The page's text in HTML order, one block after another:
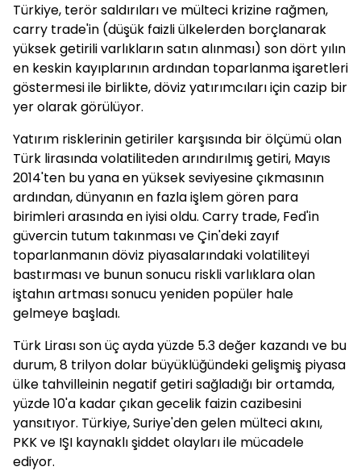
Türkiye, terör saldırıları ve mülteci krizine rağmen,
carry trade'in (düşük faizli ülkelerden borçlanarak
yüksek getirili varlıkların satın alınması) son dört yılın
en keskin kayıplarının ardından toparlanma işaretleri
göstermesi ile birlikte, döviz yatırımcıları için cazip bir
yer olarak görülüyor.
Yatırım risklerinin getiriler karşısında bir ölçümü olan
Türk lirasında volatiliteden arındırılmış getiri, Mayıs
2014'ten bu yana en yüksek seviyesine çıkmasının
ardından, dünyanın en fazla işlem gören para
birimleri arasında en iyisi oldu. Carry trade, Fed'in
güvercin tutum takınması ve Çin'deki zayıf
toparlanmanın döviz piyasalarındaki volatiliteyi
bastırması ve bunun sonucu riskli varlıklara olan
iştahın artması sonucu yeniden popüler hale
gelmeye başladı.
Türk Lirası son üç ayda yüzde 5.3 değer kazandı ve bu
durum, 8 trilyon dolar büyüklüğündeki gelişmiş piyasa
ülke tahvilleinin negatif getiri sağladığı bir ortamda,
yüzde 10'a kadar çıkan gecelik faizin cazibesini
yansıtıyor. Türkiye, Suriye'den gelen mülteci akını,
PKK ve IŞI kaynaklı şiddet olayları ile mücadele
ediyor.